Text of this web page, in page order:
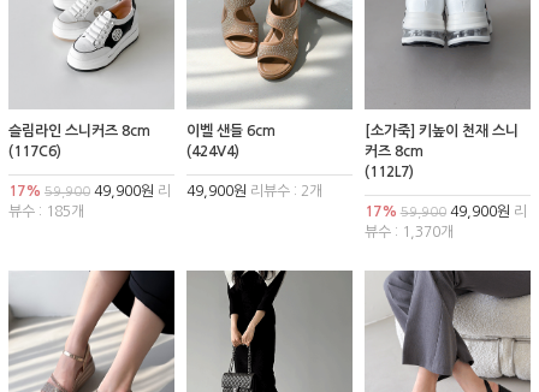
슬림라인 스니커즈 8cm
(117C6)
17% 59,900 49,900원 리
뷰수 : 185개
이벨 샌들 6cm
(424V4)
49,900원 리뷰수 : 2개
[소가죽] 키높이 천재 스니
커즈 8cm
(112L7)
17% 59,90049,900원 리
뷰수 : 1,370개